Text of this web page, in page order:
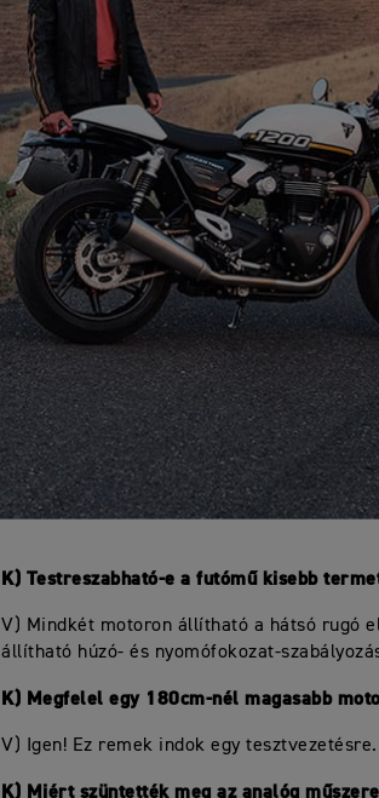
K) Testreszabható-e a futómű kisebb
V) Mindkét motoron állítható a hátsó rugó
állítható húzó- és nyomófokozat-
K) Megfelel egy 180cm-nél magasabb
V) Igen! Ez remek indok egy tesztvezetésre.
K) Miért szüntették meg az analóg